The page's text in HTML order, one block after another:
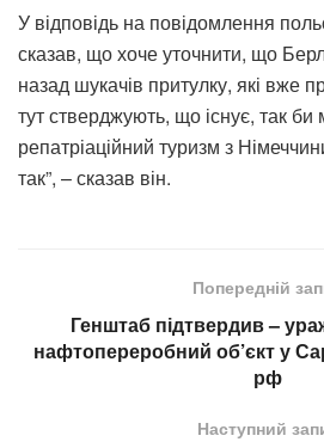
У відповідь на повідомлення
сказав, що хоче уточнити, що
назад шукачів притулку, які вже
тут стверджують, що існує, так
репатріаційний туризм з
так”, – сказав він.
Попередній
Генштаб підтвердив –
нафтопереробний об’єкт у
рф
Наступний